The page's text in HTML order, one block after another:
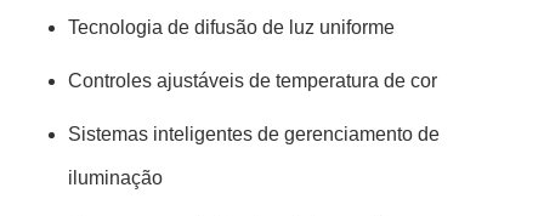
Tecnologia de difusão de luz uniforme
Controles ajustáveis ​​de temperatura de cor
Sistemas inteligentes de gerenciamento de
iluminação